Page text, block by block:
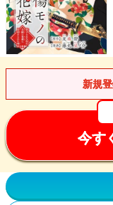
新規
今す